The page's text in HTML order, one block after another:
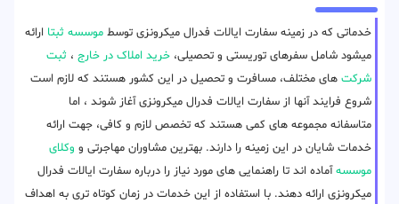
خدماتی که در زمینه سفارت ایالات فدرال میکرونزی توسط موسسه ثبتا ارائه
میشود شامل سفرهای توریستی و تحصیلی، خرید املاک در خارج ، ثبت
شرکت های مختلف، مسافرت و تحصیل در این کشور هستند که لازم است
شروع فرایند آنها از سفارت ایالات فدرال میکرونزی آغاز شوند ، اما
متاسفانه مجموعه های کمی هستند که تخصص لازم و کافی، جهت ارائه
خدمات شایان در این زمینه را دارند. بهترین مشاوران مهاجرتی و وکلای
موسسهآماده اند تا راهنمایی های مورد نیاز را درباره سفارت ایالات فدرال
میکرونزی ارائه دهند. با استفاده از این خدمات در زمان کوتاه تری به اهداف